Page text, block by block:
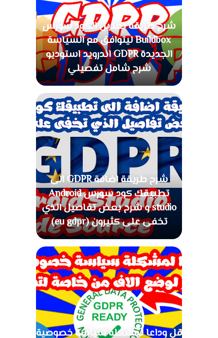
شرح طريقة تعديل الكود سورس
Buildbox ليتوافق مع السياسة
الجديدة GDPR اندرويد استوديو
شرح شامل تفصيلي
شرح طريقة اضافة GDPR الى
تطبيقك كود سورس Android
studio و شرح بعض تفاصيل الذي
تخفى على كثيرون (eu gdpr)
قل وداعا لمشكلة سياسة خصوصية